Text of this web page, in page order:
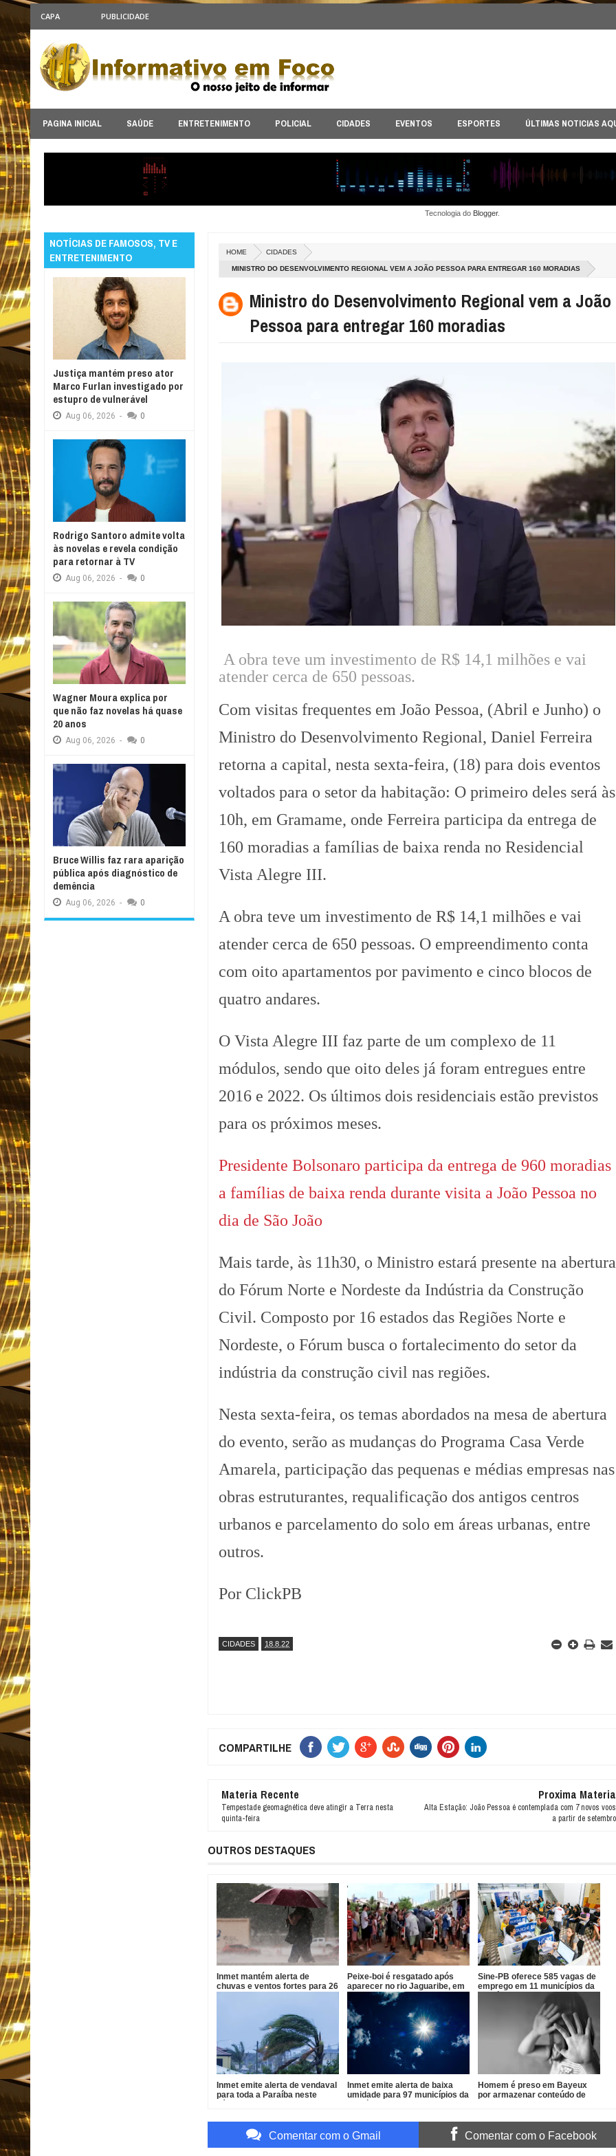
CAPA PUBLICIDADE
PAGINA INICIAL SAÚDE ENTRETENIMENTO POLICIAL CIDADES EVENTOS ESPORTES ÚLTIMAS NOTICIAS
Tecnologia do Blogger.
HOME CIDADES
MINISTRO DO DESENVOLVIMENTO REGIONAL VEM A JOÃO PESSOA PARA ENTREGAR 160 MORADIAS
Ministro do Desenvolvimento Regional vem a João
Pessoa para entregar 160 moradias
A obra teve um investimento de R$ 14,1 milhões e vai
atender cerca de 650 pessoas.
Com visitas frequentes em João Pessoa, (Abril e Junho) o
Ministro do Desenvolvimento Regional, Daniel Ferreira
retorna a capital, nesta sexta-feira, (18) para dois eventos
voltados para o setor da habitação: O primeiro deles será às
10h, em Gramame, onde Ferreira participa da entrega de
160 moradias a famílias de baixa renda no Residencial
Vista Alegre III.
A obra teve um investimento de R$ 14,1 milhões e vai
atender cerca de 650 pessoas. O empreendimento conta
com oito apartamentos por pavimento e cinco blocos de
quatro andares.
O Vista Alegre III faz parte de um complexo de 11
módulos, sendo que oito deles já foram entregues entre
2016 e 2022. Os últimos dois residenciais estão previstos
para os próximos meses.
Presidente Bolsonaro participa da entrega de 960 moradias
a famílias de baixa renda durante visita a João Pessoa no
dia de São João
Mais tarde, às 11h30, o Ministro estará presente na abertura
do Fórum Norte e Nordeste da Indústria da Construção
Civil. Composto por 16 estados das Regiões Norte e
Nordeste, o Fórum busca o fortalecimento do setor da
indústria da construção civil nas regiões.
Nesta sexta-feira, os temas abordados na mesa de abertura
do evento, serão as mudanças do Programa Casa Verde
Amarela, participação das pequenas e médias empresas nas
obras estruturantes, requalificação dos antigos centros
urbanos e parcelamento do solo em áreas urbanas, entre
outros.
Por ClickPB
CIDADES 18.8.22
COMPARTILHE
Materia Recente
Tempestade geomagnética deve atingir a Terra nesta
quinta-feira
Proxima Materia
Alta Estação: João Pessoa é contemplada com 7 novos voos
a partir de setembro
OUTROS DESTAQUES
Inmet mantém alerta de
chuvas e ventos fortes para 26
Peixe-boi é resgatado após
aparecer no rio Jaguaribe, em
João Pessoa
Sine-PB oferece 585 vagas de
emprego em 11 municípios da
Inmet emite alerta de vendaval
para toda a Paraíba neste
Inmet emite alerta de baixa
umidade para 97 municípios da
Homem é preso em Bayeux
por armazenar conteúdo de
Comentar com o Gmail Comentar com o Facebook
NOTÍCIAS DE FAMOSOS, TV E
ENTRETENIMENTO
Justiça mantém preso ator
Marco Furlan investigado por
estupro de vulnerável
Aug 06, 2026 - 0
Rodrigo Santoro admite volta
às novelas e revela condição
para retornar à TV
Aug 06, 2026 - 0
Wagner Moura explica por
que não faz novelas há quase
20 anos
Aug 06, 2026 - 0
Bruce Willis faz rara aparição
pública após diagnóstico de
demência
Aug 06, 2026 - 0